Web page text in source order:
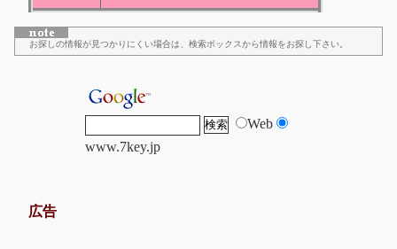
お探しの情報が見つかりにくい場合は、検索ボックスから情報をお探し下さい。
Web
www.7key.jp
広告